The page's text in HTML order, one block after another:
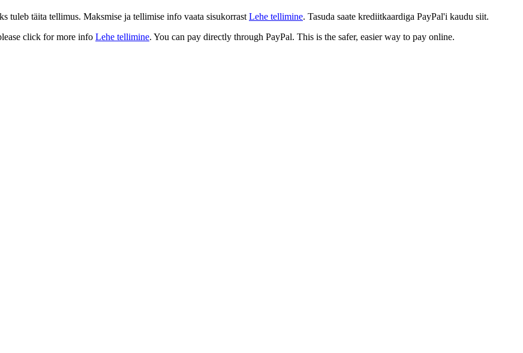
tuleb täita tellimus. Maksmise ja tellimise info vaata sisukorrast Lehe tellimine. Tasuda saate krediitkaardiga PayPal'i kaudu siit.
click for more info Lehe tellimine. You can pay directly through PayPal. This is the safer, easier way to pay online.